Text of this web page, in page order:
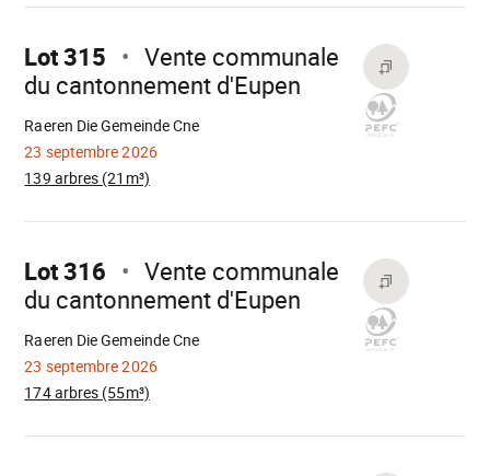
Aller
Lot 315
Vente communale
du cantonnement d'Eupen
23 septembre 2026
Raeren Die Gemeinde Cne
139 arbres (21m³)
Chargement
Aller
Lot 316
Vente communale
du cantonnement d'Eupen
23 septembre 2026
Raeren Die Gemeinde Cne
174 arbres (55m³)
Chargement
Aller